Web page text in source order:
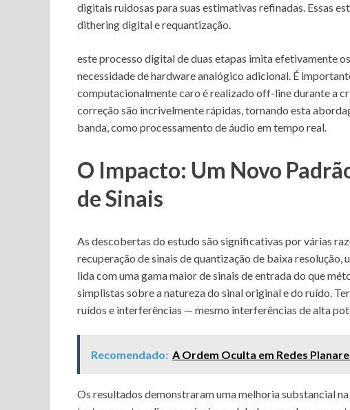
digitais ruidosas para suas estimativas refinadas. Essas
dithering digital e requantização.
este processo digital de duas etapas imita efetivamente
necessidade de hardware analógico adicional. É
computacionalmente caro é realizado off-line durante a
correção são incrivelmente rápidas, tornando esta
banda, como processamento de áudio em tempo real.
O Impacto: Um Novo
de Sinais
As descobertas do estudo são significativas por várias
recuperação de sinais de quantização de baixa
lida com uma gama maior de sinais de entrada do que
simplistas sobre a natureza do sinal original e do ruído.
ruídos e interferências — mesmo interferências de alta
Recomendado: A Ordem Oculta em Redes
Os resultados demonstraram uma melhoria substancial